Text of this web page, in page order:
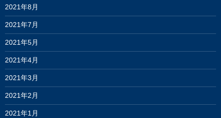
2021年8月
2021年7月
2021年5月
2021年4月
2021年3月
2021年2月
2021年1月